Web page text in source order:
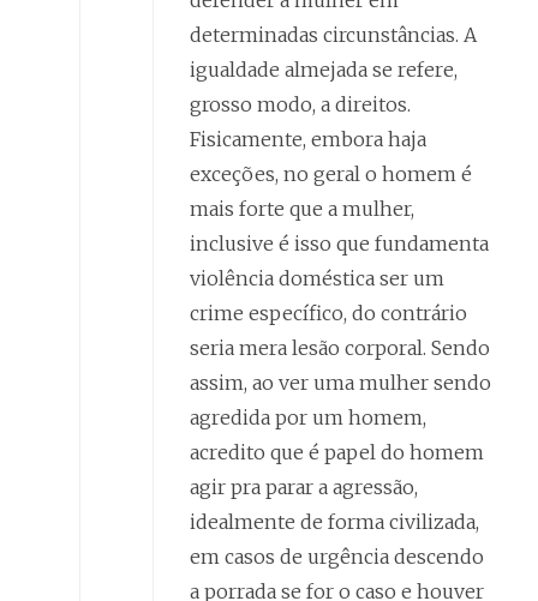
determinadas circunstâncias. A
igualdade almejada se refere,
grosso modo, a direitos.
Fisicamente, embora haja
exceções, no geral o homem é
mais forte que a mulher,
inclusive é isso que fundamenta
violência doméstica ser um
crime específico, do contrário
seria mera lesão corporal. Sendo
assim, ao ver uma mulher sendo
agredida por um homem,
acredito que é papel do homem
agir pra parar a agressão,
idealmente de forma civilizada,
em casos de urgência descendo
a porrada se for o caso e houver